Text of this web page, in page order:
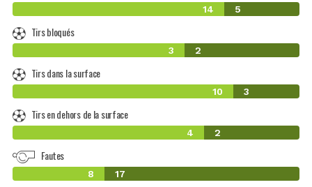
14 5
Tirs bloqués
3 2
Tirs dans la surface
10 3
Tirs en dehors de la surface
4 2
Fautes
8 17